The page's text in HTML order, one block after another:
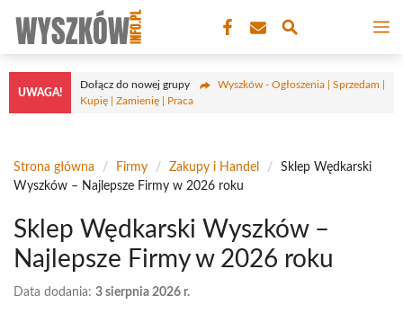
treści
UWAGA!
Dołącz do nowej grupy
Wyszków - Ogłoszenia | Sprzedam |
Kupię | Zamienię | Praca
Strona główna / Firmy / Zakupy i Handel /
Sklep Wędkarski
Wyszków – Najlepsze Firmy w 2026 roku
Sklep Wędkarski Wyszków –
Najlepsze Firmy w 2026 roku
Data dodania: 3 sierpnia 2026 r.